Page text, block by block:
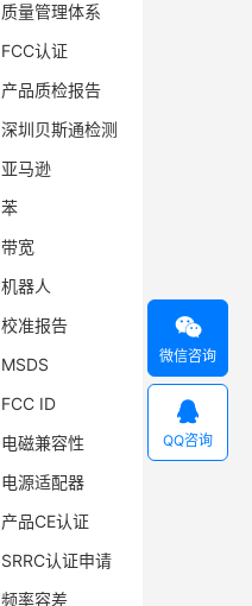
质量管理体系
FCC认证
产品质检报告
深圳贝斯通检测
亚马逊
苯
带宽
机器人
校准报告
MSDS
FCC ID
电磁兼容性
电源适配器
产品CE认证
SRRC认证申请
频率容差

微信咨询

QQ咨询